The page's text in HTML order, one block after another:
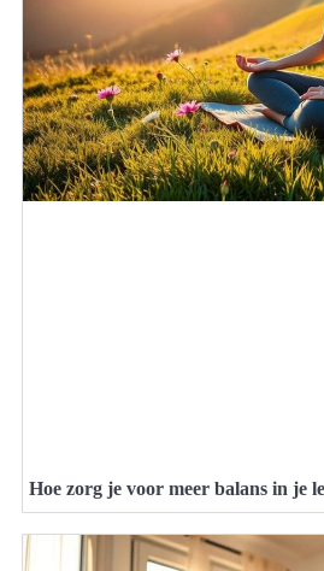
Hoe zorg je voor meer balans in je